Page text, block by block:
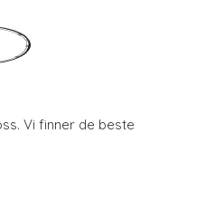
Vi finner de beste